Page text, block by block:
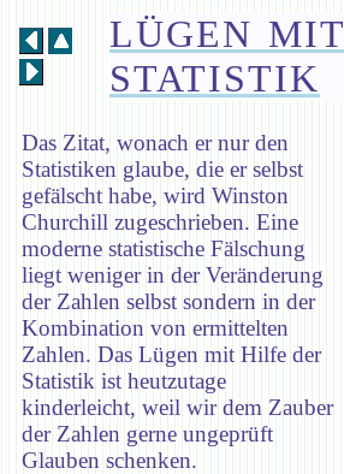
LÜGEN MIT
STATISTIK
Das Zitat, wonach er nur den
Statistiken glaube, die er selbst
gefälscht habe, wird Winston
Churchill zugeschrieben. Eine
moderne statistische Fälschung
liegt weniger in der Veränderung
der Zahlen selbst sondern in der
Kombination von ermittelten
Zahlen. Das Lügen mit Hilfe der
Statistik ist heutzutage
kinderleicht, weil wir dem Zauber
der Zahlen gerne ungeprüft
Glauben schenken.